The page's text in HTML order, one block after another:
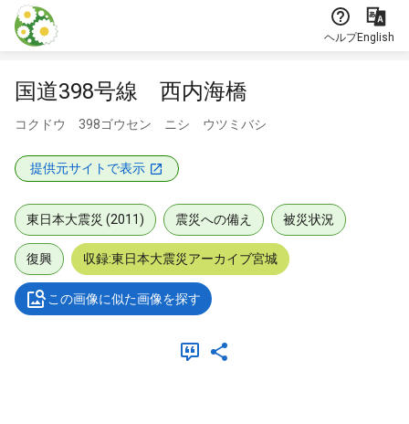
本文に飛ぶ
ヘルプEnglish
国道398号線 西内海橋
コクドウ 398ゴウセン ニシ ウツミバシ
提供元サイトで表示
東日本大震災 (2011) 震災への備え 被災状況
復興 収録:東日本大震災アーカイブ宮城
この画像に似た画像を探す